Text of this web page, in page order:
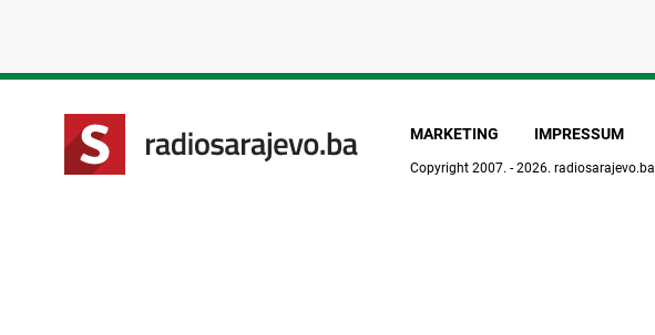
MARKETING IMPRESSUM
Copyright 2007. - 2026. radiosarajevo.ba